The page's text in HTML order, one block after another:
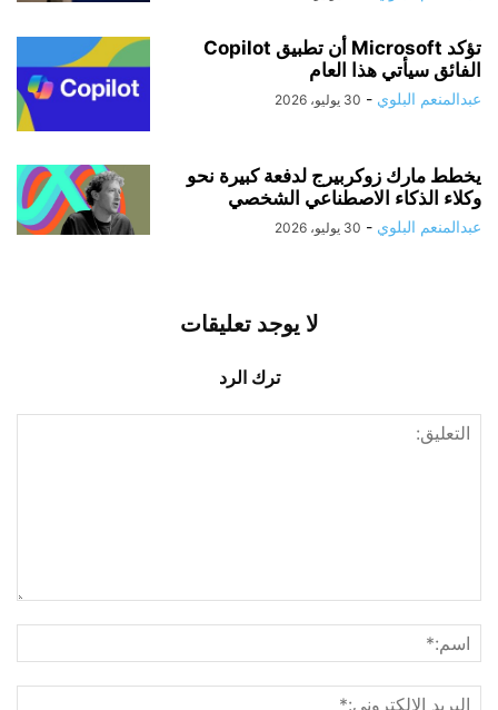
تؤكد Microsoft أن تطبيق Copilot
الفائق سيأتي هذا العام
عبدالمنعم البلوي - 30 يوليو، 2026
يخطط مارك زوكربيرج لدفعة كبيرة نحو
وكلاء الذكاء الاصطناعي الشخصي
عبدالمنعم البلوي - 30 يوليو، 2026
لا يوجد تعليقات
ترك الرد